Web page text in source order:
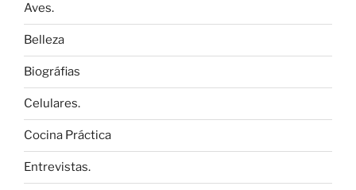
Aves.
Belleza
Biográfias
Celulares.
Cocina Práctica
Entrevistas.